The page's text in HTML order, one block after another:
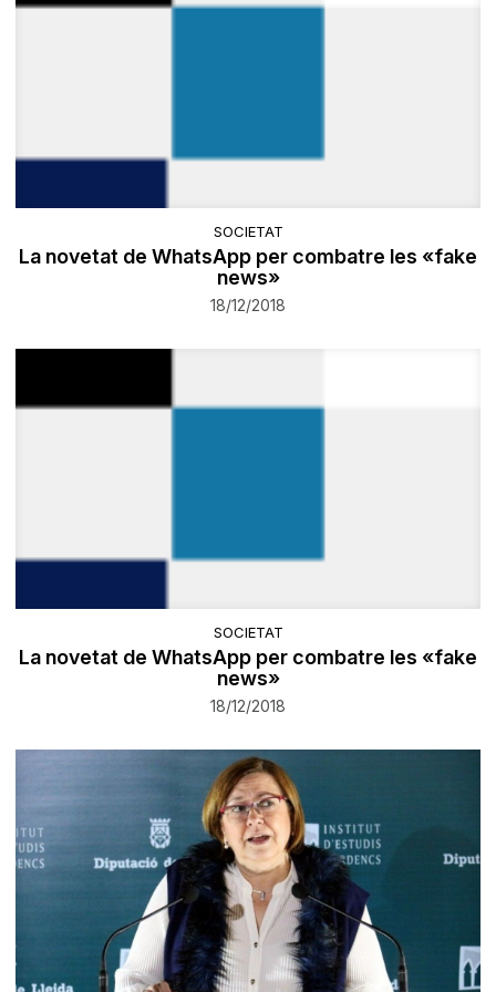
SOCIETAT
La novetat de WhatsApp per combatre les «fake
news»
18/12/2018
SOCIETAT
La novetat de WhatsApp per combatre les «fake
news»
18/12/2018